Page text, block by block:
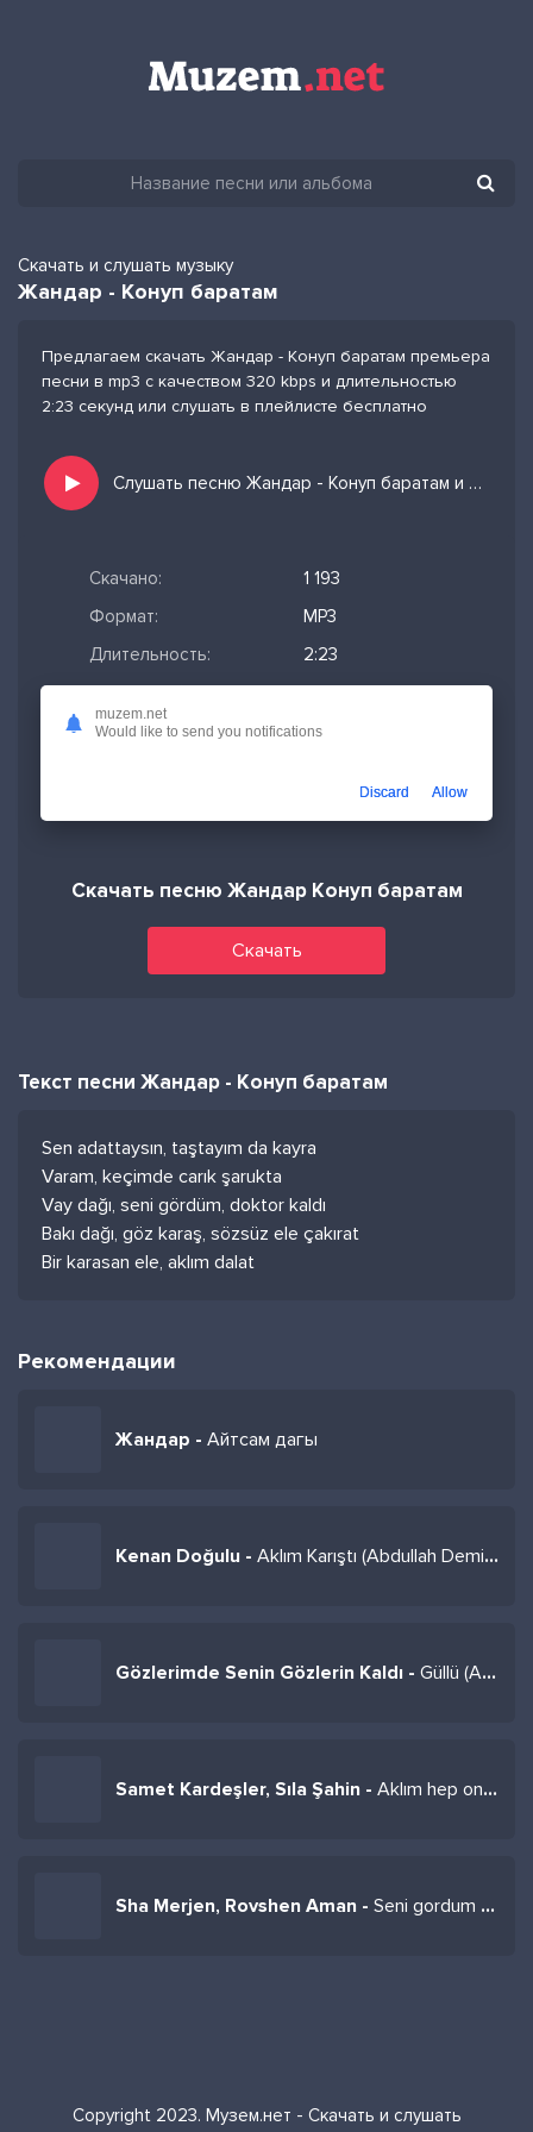
Скачать и слушать музыку
Жандар - Конуп баратам
Предлагаем скачать Жандар - Конуп баратам премьера
песни в mp3 с качеством 320 kbps и длительностью
2:23 секунд или слушать в плейлисте бесплатно
Слушать песню Жандар - Конуп баратам и добавить в избранных
Скачано:
1 193
Формат:
MP3
Длительность:
2:23
Размер файла:
5.46 МБ
Качество mp3:
320 кбит/с,
12-04-2026,
Скачать песню Жандар Конуп баратам
Скачать
Текст песни Жандар - Конуп баратам
Sen adattaysın, taştayım da kayra
Varam, keçimde carık şarukta
Vay dağı, seni gördüm, doktor kaldı
Bakı dağı, göz karaş, sözsüz ele çakırat
Bir karasan ele, aklım dalat
Рекомендации
Жандар - Айтсам дагы
Kenan Doğulu - Aklım Karıştı (Abdullah Demir Remix)
Gözlerimde Senin Gözlerin Kaldı - Güllü (Ali Güneş Remix)
Samet Kardeşler, Sıla Şahin - Aklım hep onda
Sha Merjen, Rovshen Aman - Seni gordum men 1
Copyright 2023. Музем.нет - Скачать и слушать
muzem.net
Would like to send you notifications
Discard Allow